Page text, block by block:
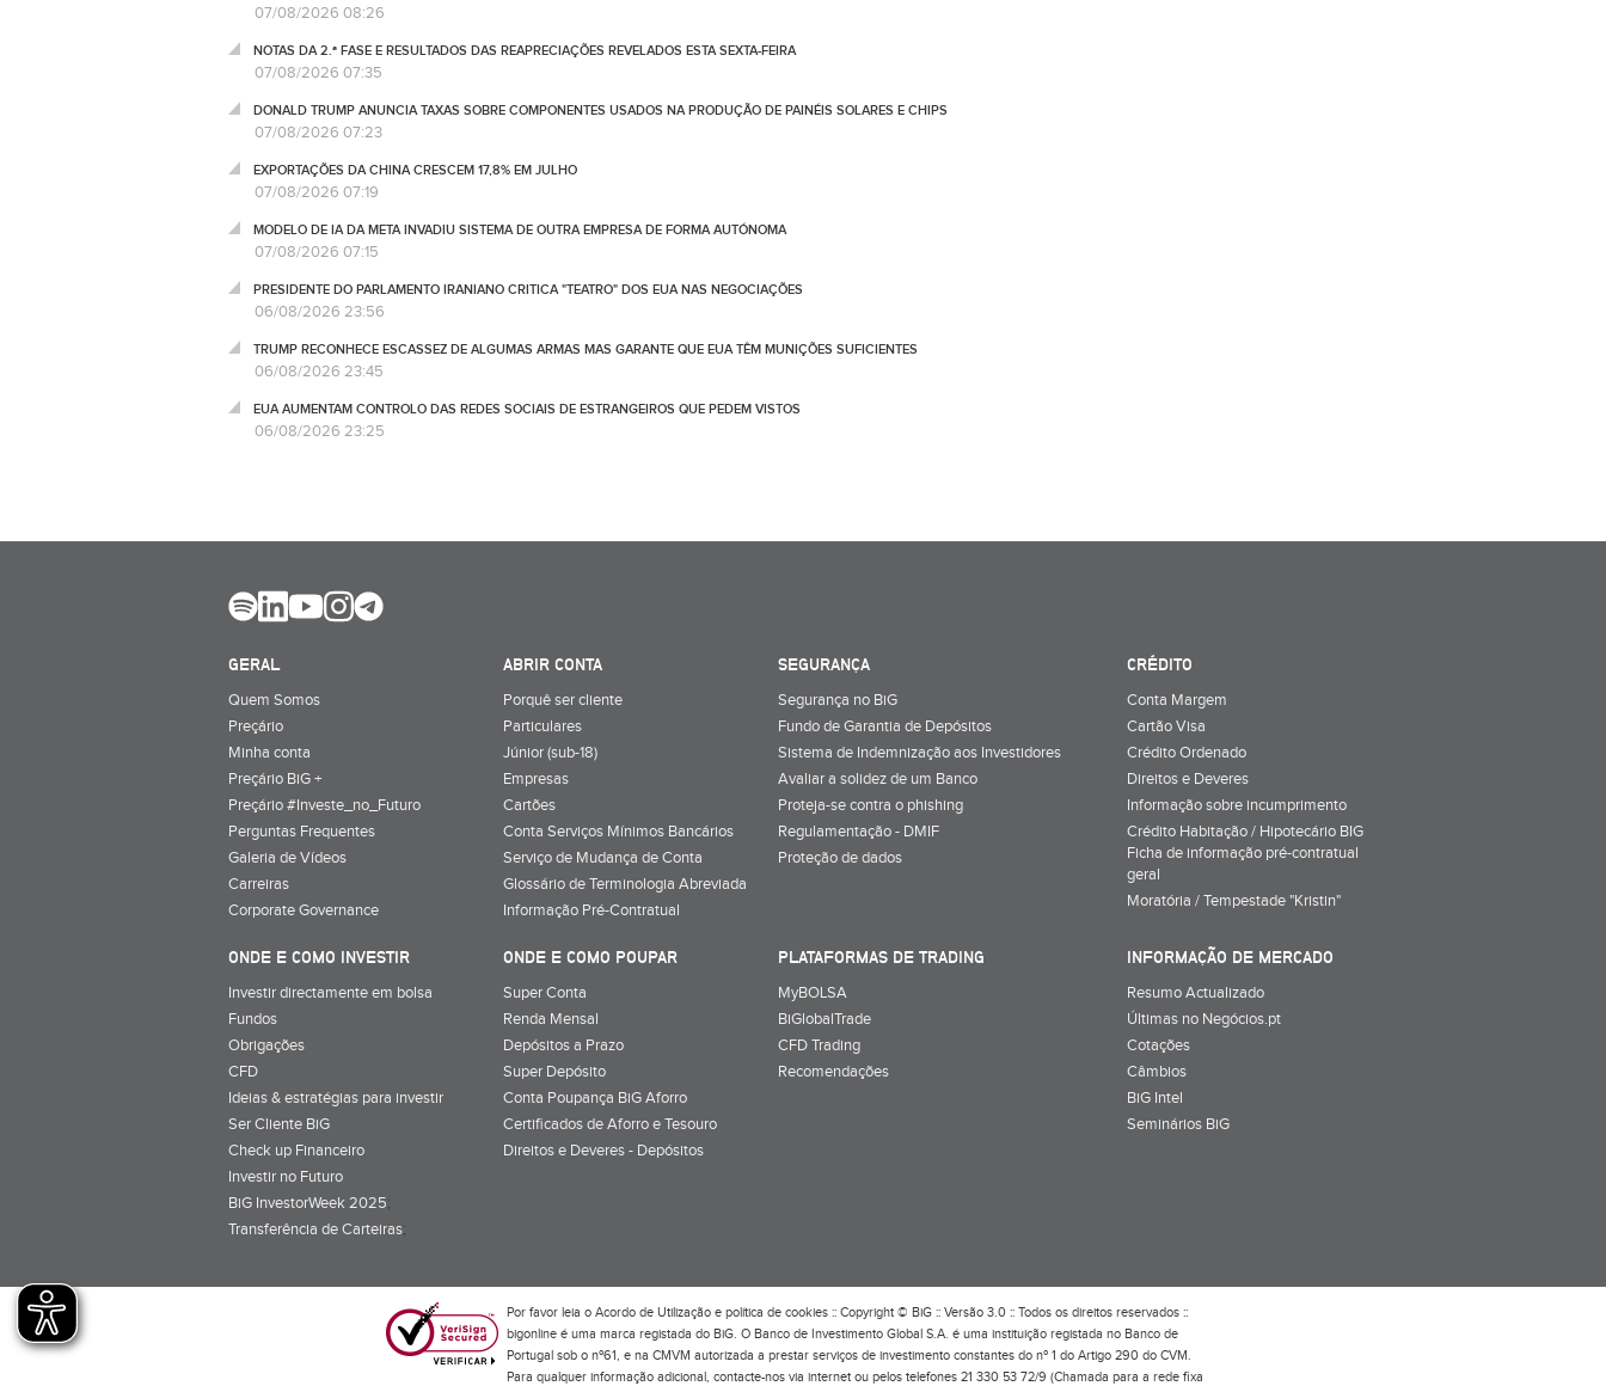
07/08/2026 08:26
NOTAS DA 2.ª FASE E RESULTADOS DAS REAPRECIAÇÕES REVELADOS ESTA SEXTA-FEIRA
07/08/2026 07:35
DONALD TRUMP ANUNCIA TAXAS SOBRE COMPONENTES USADOS NA PRODUÇÃO DE PAINÉIS SOLARES E CHIPS
07/08/2026 07:23
EXPORTAÇÕES DA CHINA CRESCEM 17,8% EM JULHO
07/08/2026 07:19
MODELO DE IA DA META INVADIU SISTEMA DE OUTRA EMPRESA DE FORMA AUTÓNOMA
07/08/2026 07:15
PRESIDENTE DO PARLAMENTO IRANIANO CRITICA "TEATRO" DOS EUA NAS NEGOCIAÇÕES
06/08/2026 23:56
TRUMP RECONHECE ESCASSEZ DE ALGUMAS ARMAS MAS GARANTE QUE EUA TÊM MUNIÇÕES SUFICIENTES
06/08/2026 23:45
EUA AUMENTAM CONTROLO DAS REDES SOCIAIS DE ESTRANGEIROS QUE PEDEM VISTOS
06/08/2026 23:25
GERAL
Quem Somos
Preçário
Minha conta
Preçário BiG +
Preçário #Investe_no_Futuro
Perguntas Frequentes
Galeria de Vídeos
Carreiras
Corporate Governance
ABRIR CONTA
Porquê ser cliente
Particulares
Júnior (sub-18)
Empresas
Cartões
Conta Serviços Mínimos Bancários
Serviço de Mudança de Conta
Glossário de Terminologia Abreviada
Informação Pré-Contratual
SEGURANÇA
Segurança no BiG
Fundo de Garantia de Depósitos
Sistema de Indemnização aos Investidores
Avaliar a solidez de um Banco
Proteja-se contra o phishing
Regulamentação - DMIF
Proteção de dados
CRÉDITO
Conta Margem
Cartão Visa
Crédito Ordenado
Direitos e Deveres
Informação sobre incumprimento
Crédito Habitação / Hipotecário BIG
Ficha de informação pré-contratual
geral
Moratória / Tempestade "Kristin"
ONDE E COMO INVESTIR
Investir directamente em bolsa
Fundos
Obrigações
CFD
Ideias & estratégias para investir
Ser Cliente BiG
Check up Financeiro
Investir no Futuro
BiG InvestorWeek 2025;
Transferência de Carteiras;
ONDE E COMO POUPAR
Super Conta
Renda Mensal
Depósitos a Prazo
Super Depósito
Conta Poupança BiG Aforro
Certificados de Aforro e Tesouro
Direitos e Deveres - Depósitos
PLATAFORMAS DE TRADING
MyBOLSA
BiGlobalTrade
CFD Trading
Recomendações
INFORMAÇÃO DE MERCADO
Resumo Actualizado
Últimas no Negócios.pt
Cotações
Câmbios
BiG Intel
Seminários BiG
Por favor leia o Acordo de Utilizaçãoe política de cookies:: Copyright © BiG :: Versão 3.0 :: Todos os direitos reservados ::
bigonline é uma marca registada do BiG. O Banco de Investimento Global S.A. é uma instituição registada no Banco de
Portugal sob o nº61, e na CMVM autorizada a prestar serviços de investimento constantes do nº 1 do Artigo 290 do CVM.
Para qualquer informação adicional, contacte-nos via internet ou pelos telefones 21 330 53 72/9 (Chamada para a rede fixa